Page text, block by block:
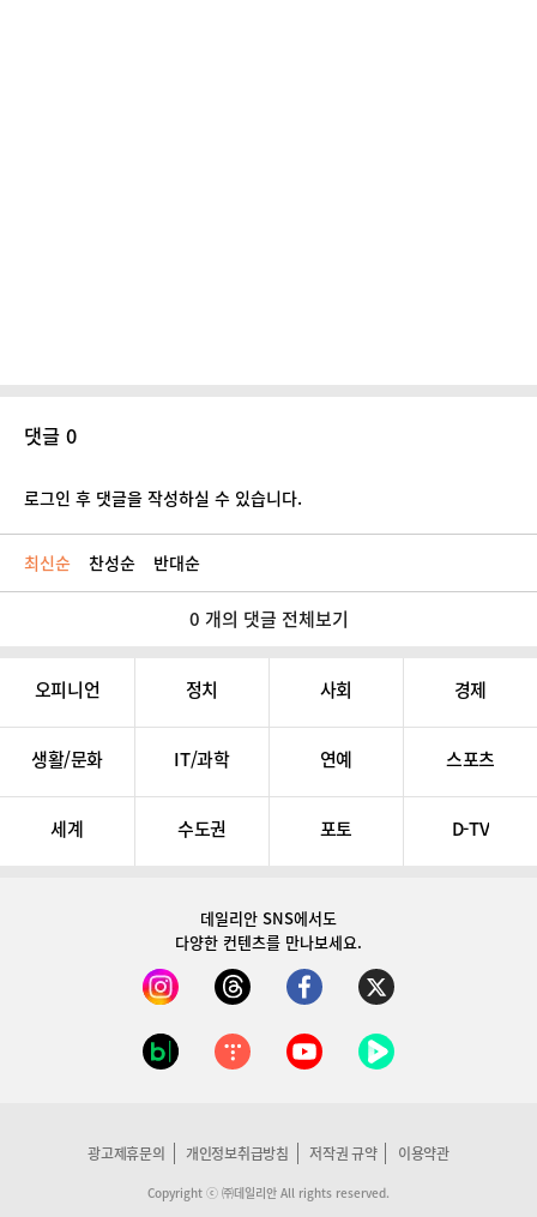
댓글 0
로그인 후 댓글을 작성하실 수 있습니다.
최신순 찬성순 반대순
0 개의 댓글 전체보기
오피니언 정치 사회 경제
생활/문화 IT/과학 연예 스포츠
세계 수도권 포토 D-TV
데일리안 SNS에서도
다양한 컨텐츠를 만나보세요.
광고제휴문의 개인정보취급방침 저작권 규약 이용약관
Copyright ⓒ ㈜데일리안 All rights reserved.